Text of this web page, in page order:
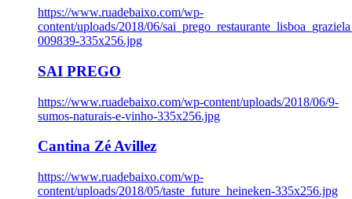
https://www.ruadebaixo.com/wp-
content/uploads/2018/06/
009839-335x256.jpg
SAI PREGO
https://www.ruadebaixo.com/wp-content/uploads/2018/06/9-
sumos-naturais-e-vinho-335x256.jpg
Cantina Zé Avillez
https://www.ruadebaixo.com/wp-
content/uploads/2018/05/taste_future_heineken-335x256.jpg